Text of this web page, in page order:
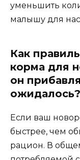
уменьшить
малышу для
Как
корма для
он
ожидалось?
Если ваш
быстрее, чем
рацион. В